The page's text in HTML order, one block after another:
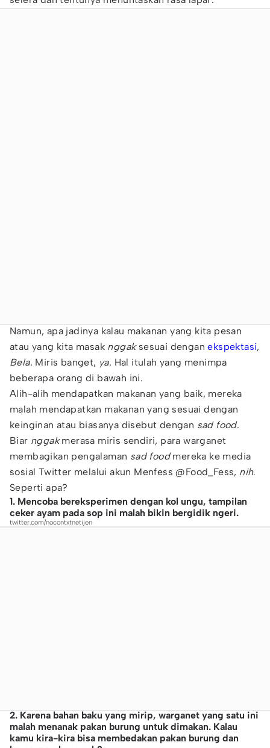
Namun, apa jadinya kalau makanan yang kita pesan
atau yang kita masak nggaksesuai denganekspektasi,
Bela. Miris banget, ya. Hal itulah yang menimpa
beberapa orang di bawah ini.
Alih-alih mendapatkan makanan yang baik, mereka
malah mendapatkan makanan yang sesuai dengan
keinginan atau biasanya disebut dengan sad food.
Biar nggakmerasa miris sendiri, para warganet
membagikan pengalaman sad foodmereka ke media
sosial Twitter melalui akun Menfess @Food_Fess, nih.
Seperti apa?
1. Mencoba bereksperimen dengan kol ungu, tampilan
ceker ayam pada sop ini malah bikin bergidik ngeri.
twitter.com/nocontxtnetijen
2. Karena bahan baku yang mirip, warganet yang satu ini
malah menanak pakan burung untuk dimakan. Kalau
kamu kira-kira bisa membedakan pakan burung dan